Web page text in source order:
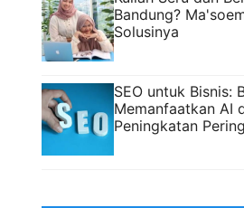
Bandung?
Solusinya
SEO untuk Bisnis:
Memanfaatkan AI
Peningkatan